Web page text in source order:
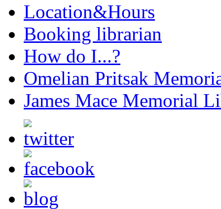
Location&Hours
Booking librarian
How do I...?
Omelian Pritsak
James Mace Memorial